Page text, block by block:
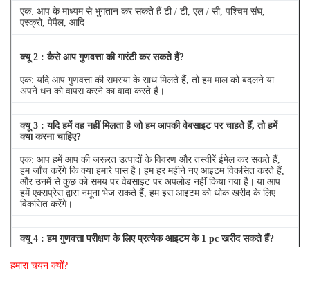
एक: आप के माध्यम से भुगतान कर सकते हैं टी / टी, एल / सी, पश्चिम संघ,
एस्क्रो, पेपैल, आदि
क्यू 2 : कैसे आप गुणवत्ता की गारंटी कर सकते हैं?
एक: यदि आप गुणवत्ता की समस्या के साथ मिलते हैं, तो हम माल को बदलने या
अपने धन को वापस करने का वादा करते हैं।
क्यू 3 : यदि हमें वह नहीं मिलता है जो हम आपकी वेबसाइट पर चाहते हैं, तो हमें
क्या करना चाहिए?
एक: आप हमें आप की जरूरत उत्पादों के विवरण और तस्वीरें ईमेल कर सकते हैं,
हम जाँच करेंगे कि क्या हमारे पास है। हम हर महीने नए आइटम विकसित करते हैं,
और उनमें से कुछ को समय पर वेबसाइट पर अपलोड नहीं किया गया है। या आप
हमें एक्सप्रेस द्वारा नमूना भेज सकते हैं, हम इस आइटम को थोक खरीद के लिए
विकसित करेंगे।
क्यू 4 : हम गुणवत्ता परीक्षण के लिए प्रत्येक आइटम के 1 pc खरीद सकते हैं?
एक: हाँ, हम गुणवत्ता परीक्षण के लिए 1 pc भेजने के लिए खुश हैं अगर हम आइटम
हमारा चयन क्यों?